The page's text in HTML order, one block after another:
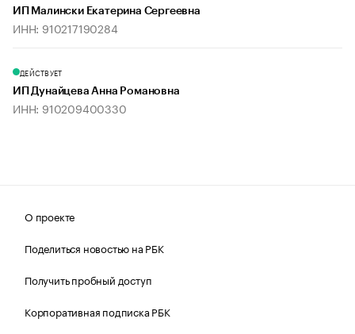
ИП Малински Екатерина Сергеевна
ИНН: 910217190284
ДЕЙСТВУЕТ
ИП Дунайцева Анна Романовна
ИНН: 910209400330
О проекте
Поделиться новостью на РБК
Получить пробный доступ
Корпоративная подписка РБК